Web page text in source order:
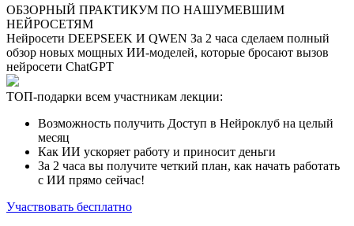
ОБЗОРНЫЙ ПРАКТИКУМ ПО НАШУМЕВШИМ
НЕЙРОСЕТЯМ
Нейросети DEEPSEEK И QWEN За 2 часа сделаем полный
обзор новых мощных ИИ-моделей, которые бросают вызов
нейросети ChatGPT
ТОП-подарки всем участникам лекции:
Возможность получить Доступ в Нейроклуб на целый
месяц
Как ИИ ускоряет работу и приносит деньги
За 2 часа вы получите четкий план, как начать работать
с ИИ прямо сейчас!
Участвовать бесплатно